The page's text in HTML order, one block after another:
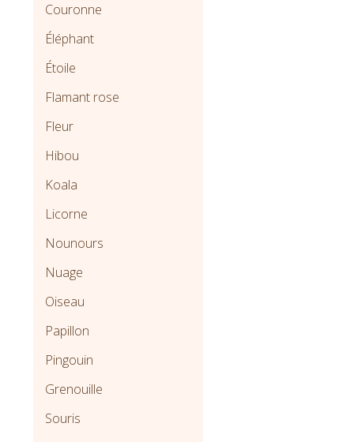
Couronne
Éléphant
Étoile
Flamant rose
Fleur
Hibou
Koala
Licorne
Nounours
Nuage
Oiseau
Papillon
Pingouin
Grenouille
Souris